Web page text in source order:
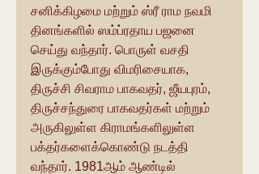
சனிக்கிழமை மற்றும் ஸ்ரீ ராம நவமி
தினங்களில் ஸம்ப்ரதாய பஜனை
செய்து வந்தார். பொருள் வசதி
இருக்கும்போது விமரிசையாக,
திருச்சி சிவராம பாகவதர், ஜீயபுரம்,
திருச்சந்துரை பாகவதர்கள் மற்றும்
அருகிலுள்ள கிராமங்களிலுள்ள
பக்தர்களைக்கொண்டு நடத்தி
வந்தார். 1981ஆம் ஆண்டில்